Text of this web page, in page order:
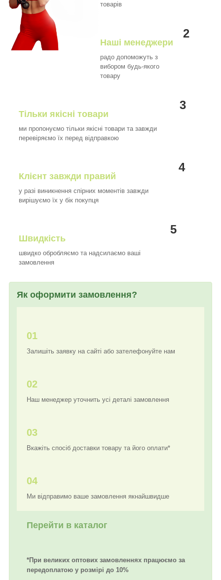
товарів
2
Наші менеджери
радо допоможуть з
вибором будь-якого
товару
3
Тільки якісні товари
ми пропонуємо тільки якісні товари та завжди
перевіряємо їх перед відправкою
4
Клієнт завжди правий
у разі виникнення спірних моментів завжди
вирішуємо їх у бік покупця
5
Швидкість
швидко обробляємо та надсилаємо ваші
замовлення
Як оформити замовлення?
01
Залишіть заявку на сайті або зателефонуйте нам
02
Наш менеджер уточнить усі деталі замовлення
03
Вкажіть спосіб доставки товару та його оплати*
04
Ми відправимо ваше замовлення якнайшвидше
Перейти в каталог
*При великих оптових замовленнях працюємо за
передоплатою у розмірі до 10%